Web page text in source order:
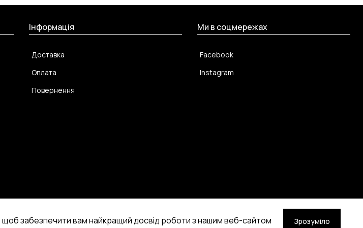
Ми в соцмережах
Facebook
Instagram
Інформація
Доставка
Оплата
Повернення
забезпечити вам найкращий досвід роботи з нашим веб-сайтом Зрозуміло